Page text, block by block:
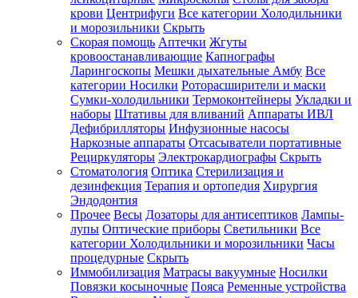
крови Центрифуги Все категории Холодильники
и морозильники Скрыть
Скорая помощь Аптечки Жгуты
кровоостанавливающие Капнографы
Ларингоскопы Мешки дыхательные Амбу Все
категории Носилки Роторасширители и маски
Сумки-холодильники Термоконтейнеры Укладки и
наборы Штативы для вливаний Аппараты ИВЛ
Дефибрилляторы Инфузионные насосы
Наркозные аппараты Отсасыватели портативные
Рециркуляторы Электрокардиографы Скрыть
Стоматология Оптика Стерилизация и
дезинфекция Терапия и ортопедия Хирургия
Эндодонтия
Прочее Весы Дозаторы для антисептиков Лампы-
лупы Оптические приборы Светильники Все
категории Холодильники и морозильники Часы
процедурные Скрыть
Иммобилизация Матрасы вакуумные Носилки
Повязки косыночные Пояса Ременные устройства